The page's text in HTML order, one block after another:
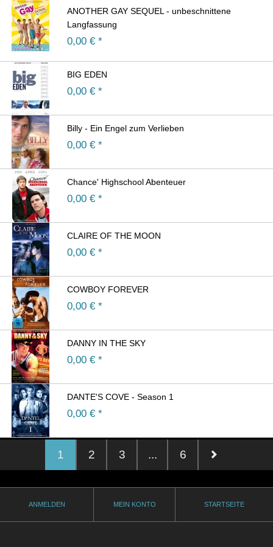
ANOTHER GAY SEQUEL - unbeschnittene
Langfassung
0,00 € *
BIG EDEN
0,00 € *
Billy - Ein Engel zum Verlieben
0,00 € *
Chance' Highschool Abenteuer
0,00 € *
CLAIRE OF THE MOON
0,00 € *
COWBOY FOREVER
0,00 € *
DANNY IN THE SKY
0,00 € *
DANTE'S COVE - Season 1
0,00 € *
1 2 3 ... 6
ANMELDEN MEIN KONTO STARTSEITE